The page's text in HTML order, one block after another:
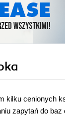
kilku cenionych
zapytań do baz